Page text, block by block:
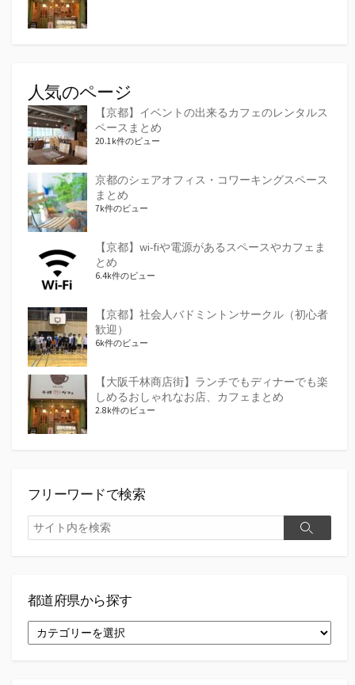
人気のページ
【京都】イベントの出来るカフェのレンタルス
ペースまとめ
20.1k件のビュー
京都のシェアオフィス・コワーキングスペース
まとめ
7k件のビュー
【京都】wi-fiや電源があるスペースやカフェま
とめ
6.4k件のビュー
【京都】社会人バドミントンサークル（初心者
歓迎）
6k件のビュー
【大阪千林商店街】ランチでもディナーでも楽
しめるおしゃれなお店、カフェまとめ
2.8k件のビュー
フリーワードで検索
検
索
検
都道府県から探す
道